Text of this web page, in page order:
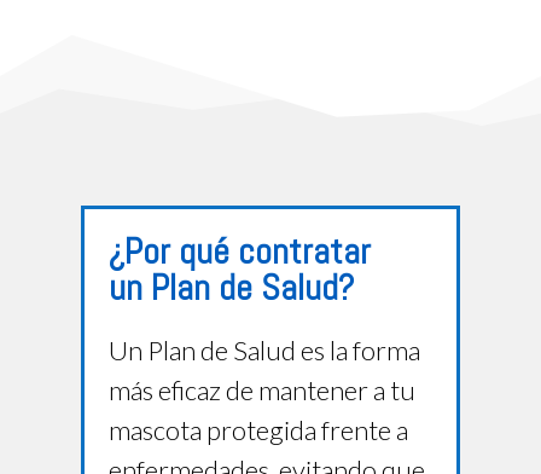
¿Por qué contratar
un Plan de Salud?
Un Plan de Salud es la forma
más eficaz de mantener a tu
mascota protegida frente a